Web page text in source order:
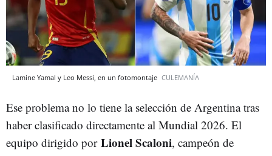
Lamine Yamal y Leo Messi, en un fotomontaje CULEMANÍA
Ese problema no lo tiene la selección de Argentina tras
haber clasificado directamente al Mundial 2026. El
equipo dirigido por Lionel Scaloni, campeón de